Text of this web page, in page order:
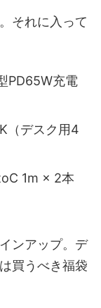
それに入って
PD65W充電
（デスク用4
1m × 2本
ンアップ。デ
買うべき福袋